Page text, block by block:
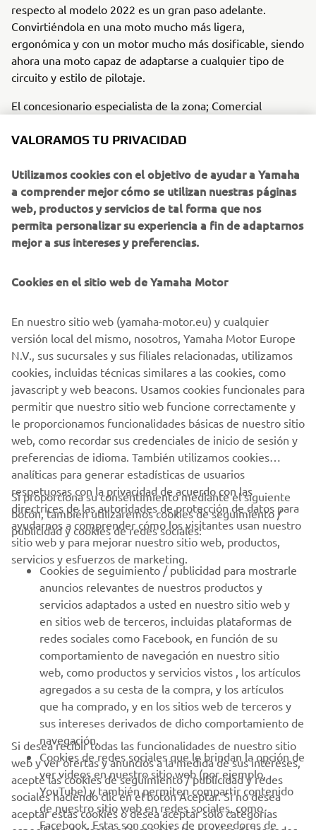
respecto al modelo 2022 es un gran paso adelante.
Convirtiéndola en una moto mucho más ligera,
ergonómica y con un motor mucho más dosificable, siendo
ahora una moto capaz de adaptarse a cualquier tipo de
circuito y estilo de pilotaje.
El concesionario especialista de la zona; Comercial
colección paddock blue 2023 al completo, además de
renovar su Yamaha. También Dunlop quiso estar en el
evento para mostrar las ultimas novedades de su gama de
neumáticos especifica para motocross.
Tras 15 intensas tandas cargadas de adrenalina, donde los
pilotos disfrutaron de un terreno en perfecto estado para
sorteo de una equipación MX oficial Yamaha entre todos
gama YZ.
El MX Pro Tour volverá el próximo año para seguir
reforzando la apuesta de Yamaha por el motocross.
1/1
CORPORATIVO
PROFESIONALES
MÁS YAMAHA
AYUDA
BOLETÍN DE NOTICIAS
Sé el primero en enterarte de las últimas ofertas, eventos
especiales, novedades
SUSCRÍBETE
VALORAMOS TU PRIVACIDAD
Utilizamos cookies con el objetivo de ayudar a Yamaha
a comprender mejor cómo se utilizan nuestras páginas
web, productos y servicios de tal forma que nos
permita personalizar su experiencia a fin de adaptarnos
mejor a sus intereses y preferencias.
Cookies en el sitio web de Yamaha Motor
En nuestro sitio web (yamaha-motor.eu) y cualquier
versión local del mismo, nosotros, Yamaha Motor Europe
N.V., sus sucursales y sus filiales relacionadas, utilizamos
cookies, incluidas técnicas similares a las cookies, como
javascript y web beacons. Usamos cookies funcionales para
permitir que nuestro sitio web funcione correctamente y
le proporcionamos funcionalidades básicas de nuestro sitio
web, como recordar sus credenciales de inicio de sesión y
preferencias de idioma. También utilizamos cookies
analíticas para generar estadísticas de usuarios
respetuosas con la privacidad de acuerdo con las
directrices de las autoridades de protección de datos para
ayudarnos a comprender cómo los visitantes usan nuestro
sitio web y para mejorar nuestro sitio web, productos,
servicios y esfuerzos de marketing.
Si proporciona su consentimiento mediante el siguiente
botón, también utilizaremos cookies de seguimiento /
publicidad y cookies de redes sociales:
Cookies de seguimiento / publicidad para mostrarle
anuncios relevantes de nuestros productos y
servicios adaptados a usted en nuestro sitio web y
en sitios web de terceros, incluidas plataformas de
redes sociales como Facebook, en función de su
comportamiento de navegación en nuestro sitio
web, como productos y servicios vistos , los artículos
agregados a su cesta de la compra, y los artículos
que ha comprado, y en los sitios web de terceros y
sus intereses derivados de dicho comportamiento de
navegación.
Cookies de redes sociales que le brindan la opción de
ver videos en nuestro sitio web (por ejemplo,
YouTube) y también permiten compartir contenido
de nuestro sitio web en redes sociales, como
Facebook. Estas son cookies de proveedores de
Si desea recibir todas las funcionalidades de nuestro sitio
web y ver ofertas y anuncios a la medida de sus intereses,
acepte las cookies de seguimiento / publicidad y redes
sociales haciendo clic en el botón Aceptar. Si no desea
aceptar estas cookies o desea aceptar solo categorías